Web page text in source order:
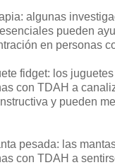
algunas
pueden
en personas
fidget: los
con TDAH a
y pueden
pesada: las
con TDAH a